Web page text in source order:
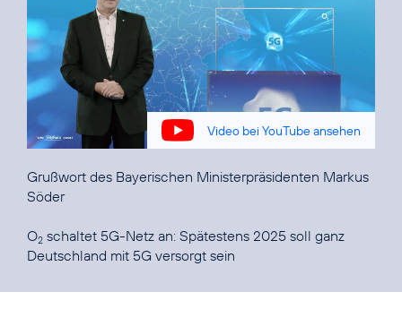
Video bei YouTube ansehen
Grußwort des Bayerischen Ministerpräsidenten Markus
Söder
O2 schaltet 5G-Netz an: Spätestens 2025 soll ganz